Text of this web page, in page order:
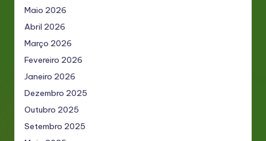
Maio 2026
Abril 2026
Março 2026
Fevereiro 2026
Janeiro 2026
Dezembro 2025
Outubro 2025
Setembro 2025